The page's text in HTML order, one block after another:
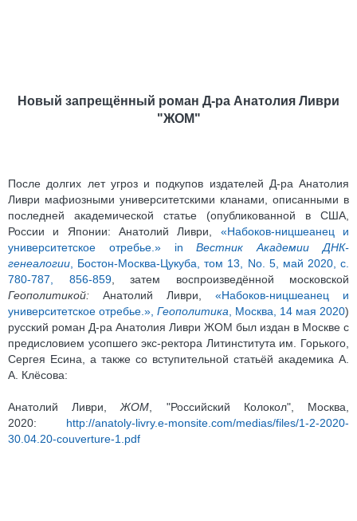
Новый запрещённый роман Д-ра Анатолия Ливри
"ЖОМ"
После долгих лет угроз и подкупов издателей Д-ра Анатолия
Ливри мафиозными университетскими кланами, описанными в
последней академической статье (опубликованной в США,
России и Японии: Анатолий Ливри, «Набоков-ницшеанец и
университетское отребье.» inВестник Академии ДНК-
генеалогии , Бостон-Moсква-Цукуба, том 13, No. 5, май 2020, с.
780-787, 856-859, затем воспроизведённой московской
Геополитикой: Анатолий Ливри, «Набоков-ницшеанец и
университетское отребье.», Геополитика , Москва, 14 мая 2020)
русский роман Д-ра Анатолия Ливри ЖОМ был издан в Москве с
предисловием усопшего экс-ректора Литинститута им. Горького,
Сергея Есина, а также со вступительной статьёй академика А.
А. Клёсова:
Анатолий Ливри,ЖОМ , "Российский Колокол", Москва,
2020: http://anatoly-livry.e-monsite.com/medias/files/1-2-2020-
30.04.20-couverture-1.pdf